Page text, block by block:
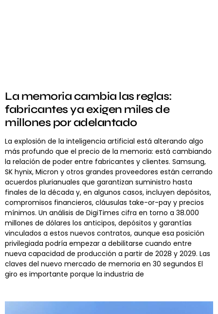
La memoria cambia las reglas:
fabricantes ya exigen miles de
millones por adelantado
La explosión de la inteligencia artificial está alterando algo
más profundo que el precio de la memoria: está cambiando
la relación de poder entre fabricantes y clientes. Samsung,
SK hynix, Micron y otros grandes proveedores están cerrando
acuerdos plurianuales que garantizan suministro hasta
finales de la década y, en algunos casos, incluyen depósitos,
compromisos financieros, cláusulas take-or-pay y precios
mínimos. Un análisis de DigiTimes cifra en torno a 38.000
millones de dólares los anticipos, depósitos y garantías
vinculados a estos nuevos contratos, aunque esa posición
privilegiada podría empezar a debilitarse cuando entre
nueva capacidad de producción a partir de 2028 y 2029. Las
claves del nuevo mercado de memoria en 30 segundos El
giro es importante porque la industria de